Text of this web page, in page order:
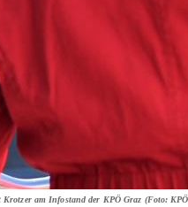
am Infostand der KPÖ Graz (Foto: